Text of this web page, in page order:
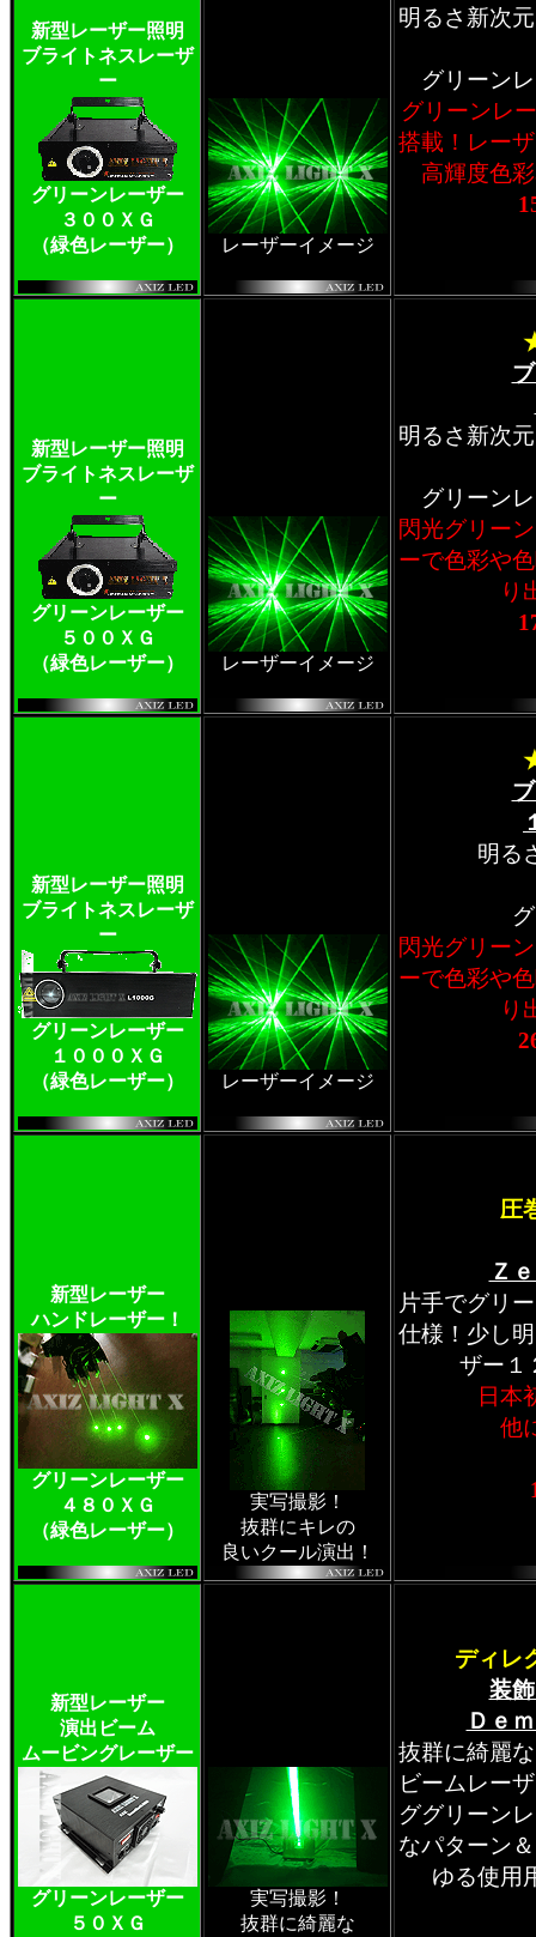
新型レーザー照明
ブライトネスレーザ
ー
グリーンレーザー
３００ＸＧ
（緑色レーザー）
レーザーイメージ
明るさ新次
グリーン
グリーンレ
搭載！レー
高輝度色
新型レーザー照明
ブライトネスレーザ
ー
グリーンレーザー
５００ＸＧ
（緑色レーザー）
レーザーイメージ
明るさ新次
グリーン
閃光グリー
ーで色彩や
り
新型レーザー照明
ブライトネスレーザ
ー
グリーンレーザー
１０００ＸＧ
（緑色レーザー）
レーザーイメージ
明る
閃光グリー
ーで色彩や
り
新型レーザー
ハンドレーザー！
グリーンレーザー
４８０ＸＧ
（緑色レーザー）
実写撮影！
抜群にキレの
良いクール演出！
圧
Ｚ
片手でグリ
仕様！少し
ザー１
日本
他
新型レーザー
演出ビーム
ムービングレーザー
グリーンレーザー
５０ＸＧ
実写撮影！
抜群に綺麗な
ディレ
装
Ｄｅ
抜群に綺麗
ビームレー
ググリーン
なパターン
ゆる使用